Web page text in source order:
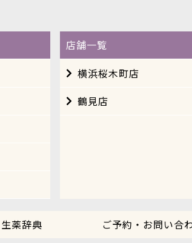
店舗一覧
横浜桜木町店
鶴見店
生薬辞典 ご予約・お問い合